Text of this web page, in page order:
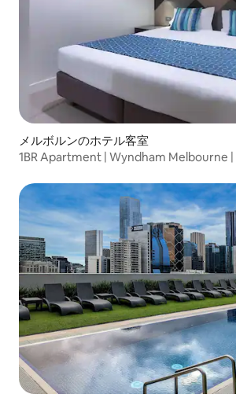
メルボルンのホテル客室
1BR Apartment | Wyndham Melbourne |